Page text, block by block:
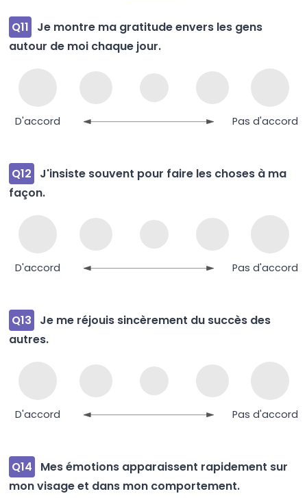
Q11
Je montre ma gratitude envers les gens
autour de moi chaque jour.
D'accord Pas d'accord
Q12
J'insiste souvent pour faire les choses à ma
façon.
D'accord Pas d'accord
Q13
Je me réjouis sincèrement du succès des
autres.
D'accord Pas d'accord
Q14
Mes émotions apparaissent rapidement sur
mon visage et dans mon comportement.